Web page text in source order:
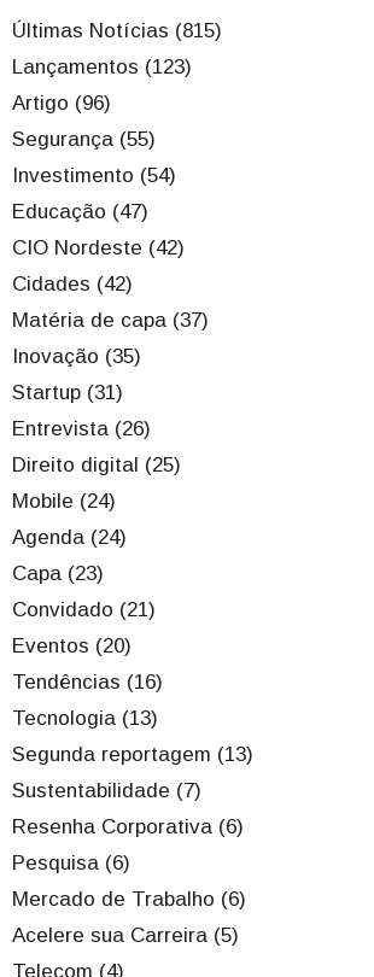
Últimas Notícias (815)
Lançamentos (123)
Artigo (96)
Segurança (55)
Investimento (54)
Educação (47)
CIO Nordeste (42)
Cidades (42)
Matéria de capa (37)
Inovação (35)
Startup (31)
Entrevista (26)
Direito digital (25)
Mobile (24)
Agenda (24)
Capa (23)
Convidado (21)
Eventos (20)
Tendências (16)
Tecnologia (13)
Segunda reportagem (13)
Sustentabilidade (7)
Resenha Corporativa (6)
Pesquisa (6)
Mercado de Trabalho (6)
Acelere sua Carreira (5)
Telecom (4)